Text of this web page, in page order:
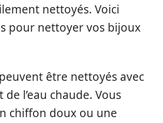
nettoyés. Voici
pour nettoyer vos bijoux
être nettoyés avec
l’eau chaude. Vous
chiffon doux ou une